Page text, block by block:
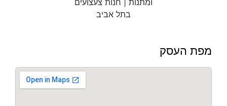
מפת העסק